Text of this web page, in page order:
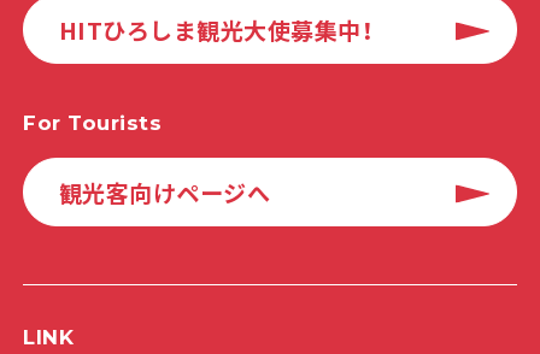
HITひろしま観光大使募集中！
For Tourists
観光客向けページへ
LINK